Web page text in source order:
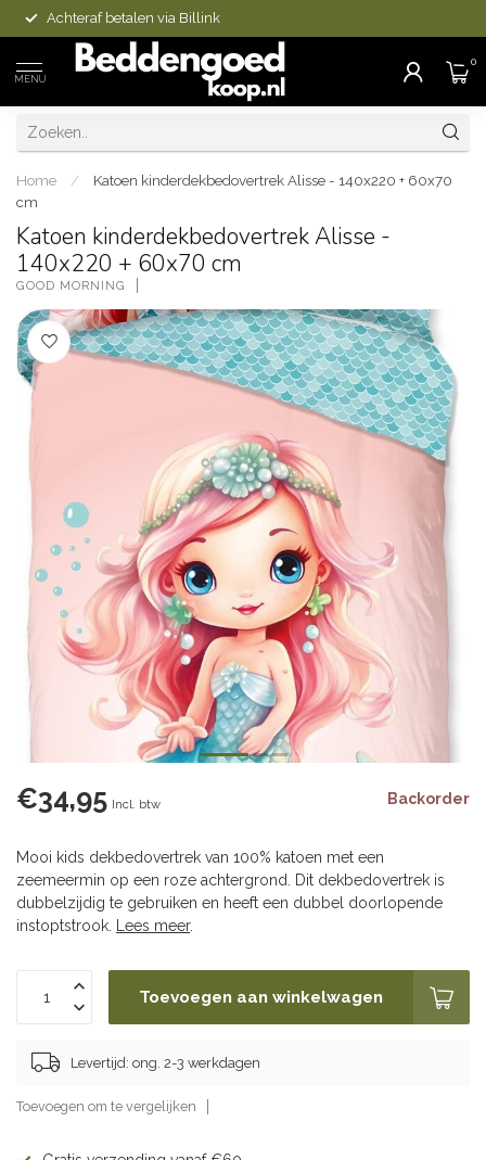
Achteraf betalen via Billink
MENU
0
Home /
Katoen kinderdekbedovertrek Alisse - 140x220 + 60x70
cm
Katoen kinderdekbedovertrek Alisse -
140x220 + 60x70 cm
GOOD MORNING
€34,95 Incl. btw Backorder
Mooi kids dekbedovertrek van 100% katoen met een
zeemeermin op een roze achtergrond. Dit dekbedovertrek is
dubbelzijdig te gebruiken en heeft een dubbel doorlopende
instoptstrook.
Lees meer.
Toevoegen aan winkelwagen
Levertijd: ong. 2-3 werkdagen
Toevoegen om te vergelijken